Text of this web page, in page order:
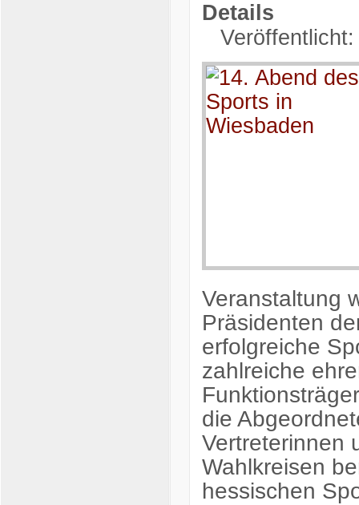
Details
Veranstaltung
Präsidenten
erfolgreiche
zahlreiche
die
Vertreterinnen
Wahlkreisen
hessischen